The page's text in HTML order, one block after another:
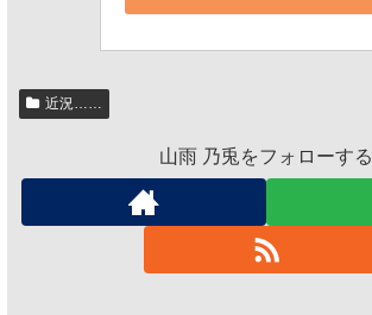
近況……
山雨 乃兎をフォローする